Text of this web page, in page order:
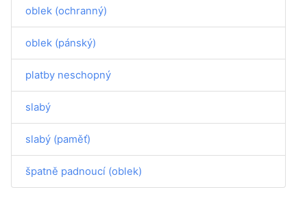
oblek (ochranný)
oblek (pánský)
platby neschopný
slabý
slabý (paměť)
špatně padnoucí (oblek)